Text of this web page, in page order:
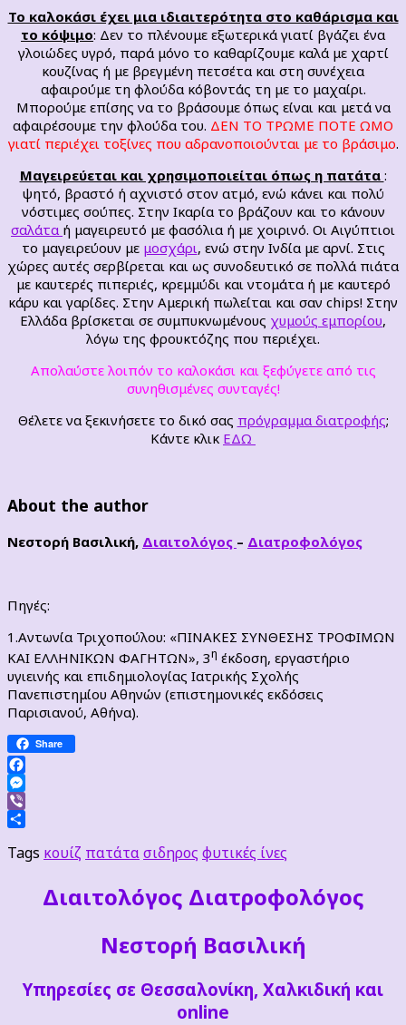
Το καλοκάσι έχει μια ιδιαιτερότητα στο καθάρισμα και
το κόψιμο: Δεν το πλένουμε εξωτερικά γιατί βγάζει ένα
γλοιώδες υγρό, παρά μόνο το καθαρίζουμε καλά με χαρτί
κουζίνας ή με βρεγμένη πετσέτα και στη συνέχεια
αφαιρούμε τη φλούδα κόβοντάς τη με το μαχαίρι.
Μπορούμε επίσης να το βράσουμε όπως είναι και μετά να
αφαιρέσουμε την φλούδα του. ΔΕΝ ΤΟ ΤΡΩΜΕ ΠΟΤΕ ΩΜΟ
γιατί περιέχει τοξίνες που αδρανοποιούνται με το βράσιμο.
Μαγειρεύεται και χρησιμοποιείται όπως η πατάτα :
ψητό, βραστό ή αχνιστό στον ατμό, ενώ κάνει και πολύ
νόστιμες σούπες. Στην Ικαρία το βράζουν και το κάνουν
σαλάτα ή μαγειρευτό με φασόλια ή με χοιρινό. Οι Αιγύπτιοι
το μαγειρεύουν με μοσχάρι, ενώ στην Ινδία με αρνί. Στις
χώρες αυτές σερβίρεται και ως συνοδευτικό σε πολλά πιάτα
με καυτερές πιπεριές, κρεμμύδι και ντομάτα ή με καυτερό
κάρυ και γαρίδες. Στην Αμερική πωλείται και σαν chips! Στην
Ελλάδα βρίσκεται σε συμπυκνωμένους χυμούς εμπορίου,
λόγω της φρουκτόζης που περιέχει.
Απολαύστε λοιπόν το καλοκάσι και ξεφύγετε από τις
συνηθισμένες συνταγές!
Θέλετε να ξεκινήσετε το δικό σας πρόγραμμα διατροφής;
Κάντε κλικ ΕΔΩ
About the author
Νεστορή Βασιλική, Διαιτολόγος – Διατροφολόγος
Πηγές:
1.Αντωνία Τριχοπούλου: «ΠΙΝΑΚΕΣ ΣΥΝΘΕΣΗΣ ΤΡΟΦΙΜΩΝ
ΚΑΙ ΕΛΛΗΝΙΚΩΝ ΦΑΓΗΤΩΝ», 3η έκδοση, εργαστήριο
υγιεινής και επιδημιολογίας Ιατρικής Σχολής
Πανεπιστημίου Αθηνών (επιστημονικές εκδόσεις
Παρισιανού, Αθήνα).
Share
Facebook
Messenger
Viber
Tags κουίζ πατάτασιδηρος φυτικές ίνες
Διαιτoλόγος Διατροφολόγος
Νεστορή Βασιλική
Υπηρεσίες σε Θεσσαλονίκη, Χαλκιδική και
online